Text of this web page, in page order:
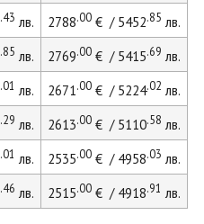
.43 лв. 2788.00€ / 5452.85 лв.
.85 лв. 2769.00€ / 5415.69 лв.
.01 лв. 2671.00€ / 5224.02 лв.
.29 лв. 2613.00€ / 5110.58 лв.
.01 лв. 2535.00€ / 4958.03 лв.
.46 лв. 2515.00€ / 4918.91 лв.